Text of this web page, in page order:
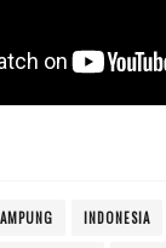
INDONESIA